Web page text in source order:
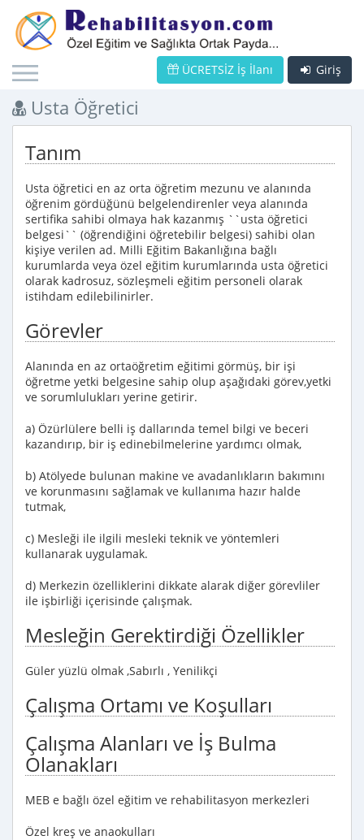
Giriş
ÜCRETSİZ İş İlanı
Usta Öğretici
Tanım
Usta öğretici en az orta öğretim mezunu ve alanında
öğrenim gördüğünü belgelendirenler veya alanında
sertifika sahibi olmaya hak kazanmış ``usta öğretici
belgesi`` (öğrendiğini öğretebilir belgesi) sahibi olan
kişiye verilen ad. Milli Eğitim Bakanlığına bağlı
kurumlarda veya özel eğitim kurumlarında usta öğretici
olarak kadrosuz, sözleşmeli eğitim personeli olarak
istihdam edilebilinirler.
Görevler
Alanında en az ortaöğretim eğitimi görmüş, bir işi
öğretme yetki belgesine sahip olup aşağıdaki görev,yetki
ve sorumlulukları yerine getirir.
a) Özürlülere belli iş dallarında temel bilgi ve beceri
kazandırıp, bir iş edinebilmelerine yardımcı olmak,
b) Atölyede bulunan makine ve avadanlıkların bakımını
ve korunmasını sağlamak ve kullanıma hazır halde
tutmak,
c) Mesleği ile ilgili mesleki teknik ve yöntemleri
kullanarak uygulamak.
d) Merkezin özelliklerini dikkate alarak diğer görevliler
ile işbirliği içerisinde çalışmak.
Mesleğin Gerektirdiği Özellikler
Güler yüzlü olmak ,Sabırlı , Yenilikçi
Çalışma Ortamı ve Koşulları
Çalışma Alanları ve İş Bulma
Olanakları
MEB e bağlı özel eğitim ve rehabilitasyon merkezleri
Özel kreş ve anaokulları